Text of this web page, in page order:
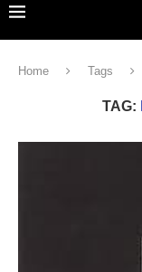
Home Tags
TAG: